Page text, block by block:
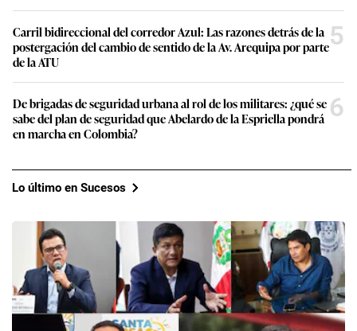
Carril bidireccional del corredor Azul: Las razones detrás de la
postergación del cambio de sentido de la Av. Arequipa por parte
de la ATU
5
De brigadas de seguridad urbana al rol de los militares: ¿qué se
sabe del plan de seguridad que Abelardo de la Espriella pondrá
en marcha en Colombia?
6
Lo último en Sucesos